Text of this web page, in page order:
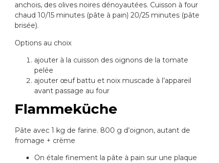
anchois, des olives noires dénoyautées. Cuisson à four
chaud 10/15 minutes (pâte à pain) 20/25 minutes (pâte
brisée).
Options au choix
ajouter à la cuisson des oignons de la tomate
pelée
ajouter œuf battu et noix muscade à l’appareil
avant passage au four
Flammeküche
Pâte avec 1 kg de farine. 800 g d’oignon, autant de
fromage + crème
On étale finement la pâte à pain sur une plaque